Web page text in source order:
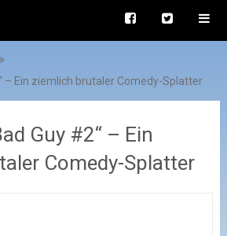
– Ein ziemlich brutaler Comedy-Splatter
Guy #2“ – Ein
Comedy-Splatter